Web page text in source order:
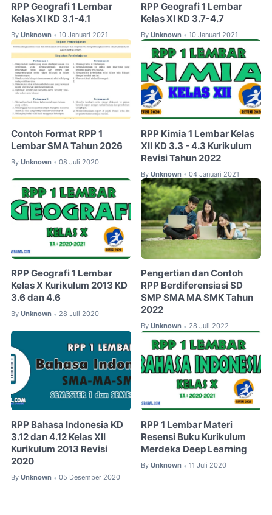
RPP Geografi 1 Lembar
Kelas XI KD 3.1-4.1
By Unknown • 10 Januari 2021
RPP Geografi 1 Lembar
Kelas XI KD 3.7-4.7
By Unknown • 10 Januari 2021
Contoh Format RPP 1
Lembar SMA Tahun 2026
By Unknown • 08 Juli 2020
RPP Kimia 1 Lembar Kelas
XII KD 3.3 - 4.3 Kurikulum
Revisi Tahun 2022
By Unknown • 04 Januari 2021
RPP Geografi 1 Lembar
Kelas X Kurikulum 2013 KD
3.6 dan 4.6
By Unknown • 28 Juli 2020
Pengertian dan Contoh
RPP Berdiferensiasi SD
SMP SMA MA SMK Tahun
2022
By Unknown • 28 Juli 2022
RPP Bahasa Indonesia KD
3.12 dan 4.12 Kelas XII
Kurikulum 2013 Revisi
2020
By Unknown • 05 Desember 2020
RPP 1 Lembar Materi
Resensi Buku Kurikulum
Merdeka Deep Learning
By Unknown • 11 Juli 2020